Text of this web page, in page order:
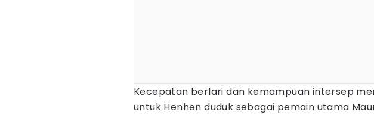
Kecepatan berlari dan kemampuan intersep
untuk Henhen duduk sebagai pemain utama